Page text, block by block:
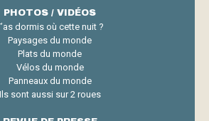
PHOTOS / VIDÉOS
dormis où cette nuit ?
Paysages du monde
Plats du monde
Vélos du monde
Panneaux du monde
Ils sont aussi sur 2 roues